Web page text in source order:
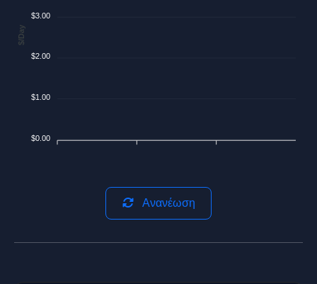
$3.00
$2.00
$1.00
$0.00
$/Day
Ανανέωση